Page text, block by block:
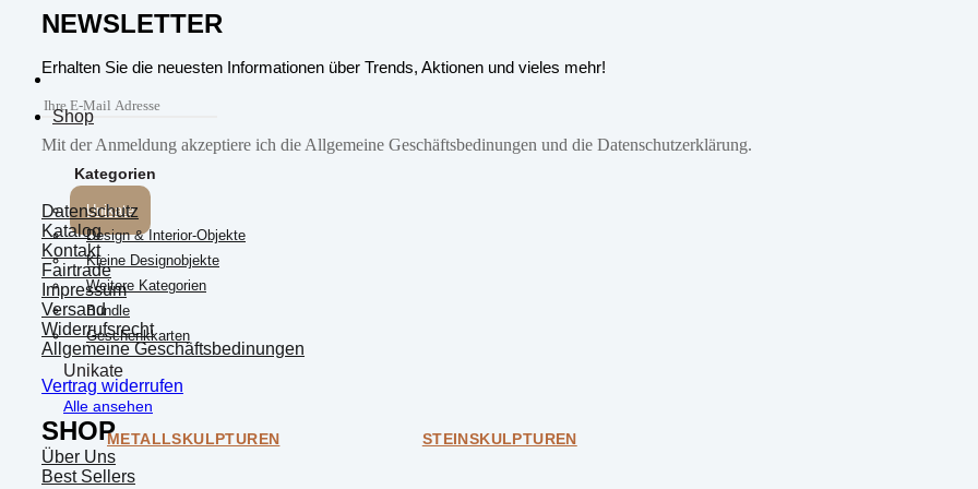
Shop
Kategorien
Unikate
Design & Interior-Objekte
Kleine Designobjekte
Weitere Kategorien
Bundle
Geschenkkarten
Unikate
Alle ansehen
METALLSKULPTUREN STEINSKULPTUREN
NEWSLETTER
Erhalten Sie die neuesten Informationen über Trends, Aktionen und vieles mehr!
Mit der Anmeldung akzeptiere ich die Allgemeine Geschäftsbedinungen und die Datenschutzerklärung.
Datenschutz
Katalog
Kontakt
Fairtrade
Impressum
Versand
Widerrufsrecht
Allgemeine Geschäftsbedinungen
Vertrag widerrufen
SHOP
Über Uns
Best Sellers